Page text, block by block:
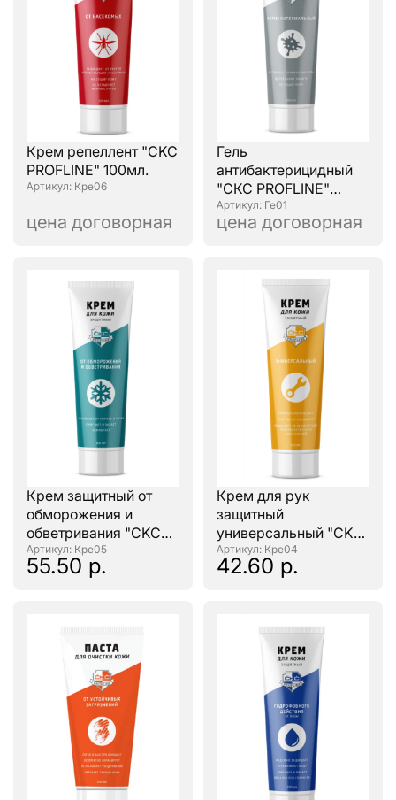
Крем репеллент "CKC
PROFLINE" 100мл.
: Кре06
цена договорная
Гель
антибактерицидный
"СКС PROFLINE"
100мл.: Ге01
цена договорная
Крем защитный от
обморожения и
обветривания "CKC
PROFLINE" 100мл.
: Кре05
55.50 р.
Крем для рук
защитный
универсальный "CKC
PROFLINE" 100мл.
: Кре04
42.60 р.